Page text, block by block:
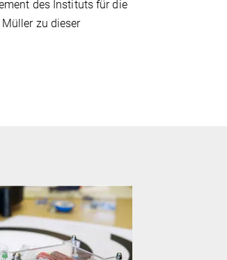
des Instituts für die
zu dieser